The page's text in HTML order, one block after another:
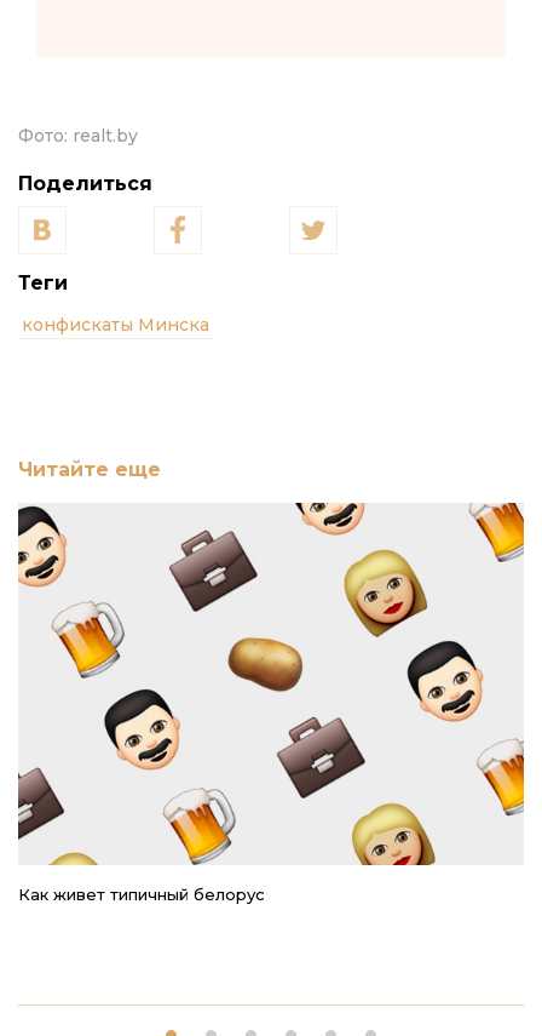
Фото: realt.by
Поделиться
Теги
конфискаты Минска
Читайте еще
Как живет типичный белорус